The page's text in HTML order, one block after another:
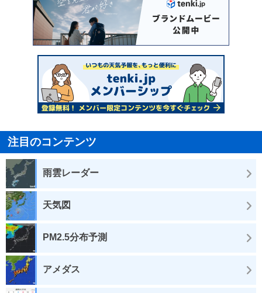
注目のコンテンツ
雨雲レーダー
天気図
PM2.5分布予測
アメダス